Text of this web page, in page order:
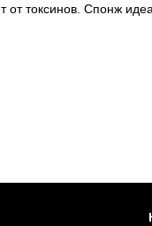
от токсинов. Спонж